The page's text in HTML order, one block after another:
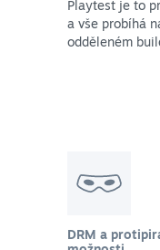
Playtest je to
a vše probíhá
odděleném
DRM a